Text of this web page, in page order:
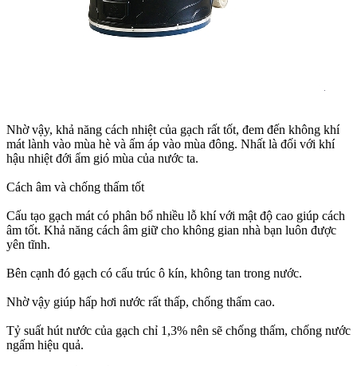
Nhờ vậy, khả năng cách nhiệt của gạch rất tốt, đem đến không khí
mát lành vào mùa hè và ấm áp vào mùa đông. Nhất là đối với khí
hậu nhiệt đới ẩm gió mùa của nước ta.
Cách âm và chống thấm tốt
Cấu tạo gạch mát có phân bổ nhiều lỗ khí với mật độ cao giúp cách
âm tốt. Khả năng cách âm giữ cho không gian nhà bạn luôn được
yên tĩnh.
Bên cạnh đó gạch có cấu trúc ô kín, không tan trong nước.
Nhờ vậy giúp hấp hơi nước rất thấp, chống thấm cao.
Tỷ suất hút nước của gạch chỉ 1,3% nên sẽ chống thấm, chống nước
ngấm hiệu quả.